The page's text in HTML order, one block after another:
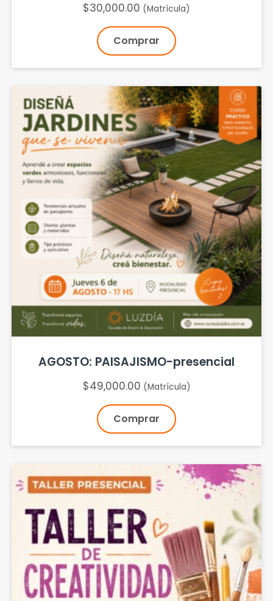
$30,000.00 (Matrícula)
Comprar
AGOSTO: PAISAJISMO-presencial
$49,000.00 (Matrícula)
Comprar